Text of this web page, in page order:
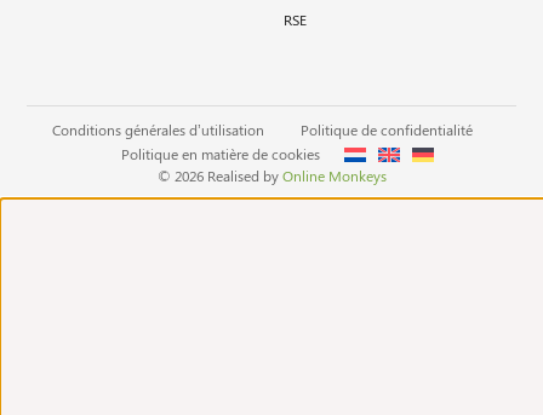
RSE
Conditions générales d’utilisation
Politique de confidentialité
Politique en matière de cookies
© 2026 Realised by Online Monkeys